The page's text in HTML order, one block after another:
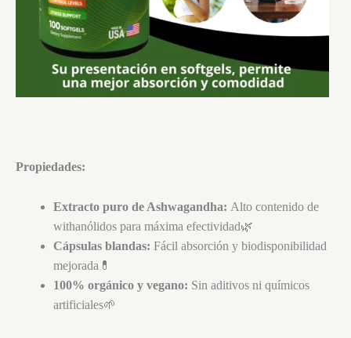
Propiedades:
Extracto puro de Ashwagandha: Alto contenido de
withanólidos para máxima efectividad🌿
Cápsulas blandas: Fácil absorción y biodisponibilidad
mejorada💊
100% orgánico y vegano: Sin aditivos ni químicos
artificiales🌱